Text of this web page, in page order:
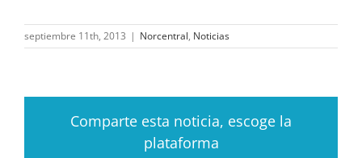
septiembre 11th, 2013 | Norcentral, Noticias
Comparte esta noticia, escoge la
plataforma